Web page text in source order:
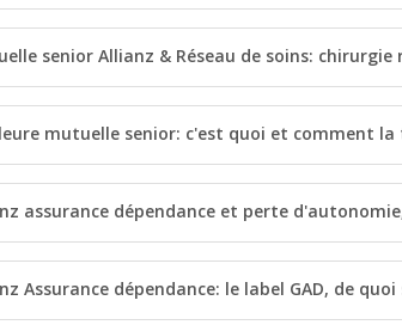
senior Allianz & Réseau de soins:
mutuelle senior: c'est quoi et comment la
assurance dépendance et perte
Assurance dépendance: le label GAD, de